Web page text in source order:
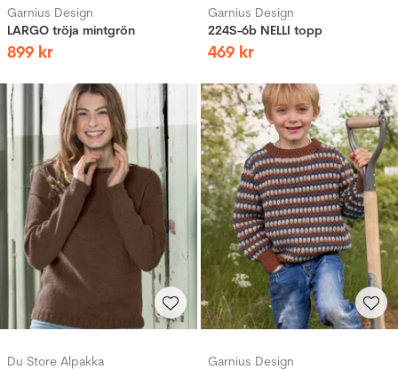
Garnius Design
LARGO tröja mintgrön
899 kr
Garnius Design
224S-6b NELLI topp
469 kr
Du Store Alpakka
Garnius Design